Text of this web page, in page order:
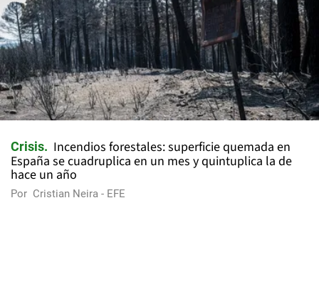
Crisis
Incendios forestales: superficie quemada en
España se cuadruplica en un mes y quintuplica la de
hace un año
Por Cristian Neira - EFE